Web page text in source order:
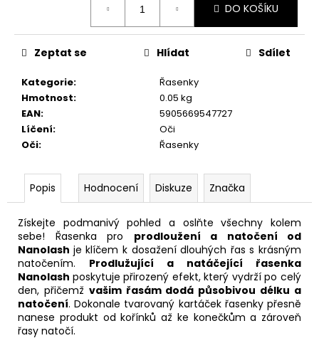
DO KOŠÍKU
Kategorie:
Řasenky
Hmotnost:
0.05 kg
EAN:
5905669547727
Líčení:
Oči
Oči: Řasenky
Zeptat se Hlídat Sdílet
Popis Hodnocení Diskuze Značka
Získejte podmanivý pohled a oslňte všechny kolem
sebe! Řasenka pro prodloužení a natočení od
Nanolash je klíčem k dosažení dlouhých řas s krásným
natočením. Prodlužující a natáčející řasenka
Nanolash poskytuje přirozený efekt, který vydrží po celý
den, přičemž vašim řasám dodá působivou délku a
natočení. Dokonale tvarovaný kartáček řasenky přesně
nanese produkt od kořínků až ke konečkům a zároveň
řasy natočí.